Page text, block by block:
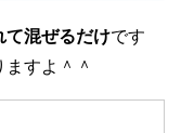
て混ぜるだけです
すよ＾＾